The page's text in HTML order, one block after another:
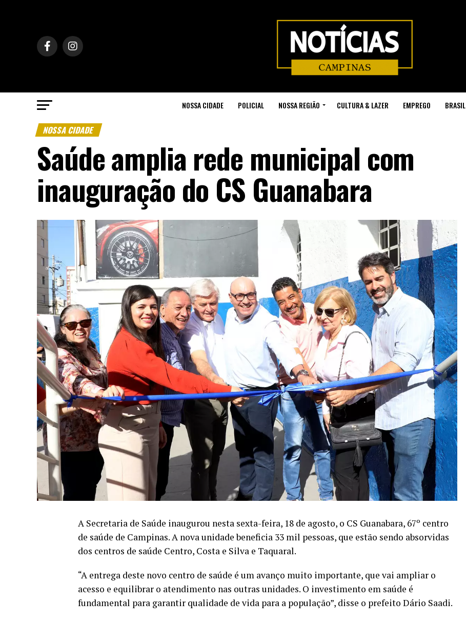
NOSSA CIDADE POLICIAL NOSSA REGIÃO CULTURA & LAZER EMPREGO BRASIL
NOSSA CIDADE
Saúde amplia rede municipal com
inauguração do CS Guanabara
A Secretaria de Saúde inaugurou nesta sexta-feira, 18 de agosto, o CS Guanabara, 67º centro
de saúde de Campinas. A nova unidade beneficia 33 mil pessoas, que estão sendo absorvidas
dos centros de saúde Centro, Costa e Silva e Taquaral.
“A entrega deste novo centro de saúde é um avanço muito importante, que vai ampliar o
acesso e equilibrar o atendimento nas outras unidades. O investimento em saúde é
fundamental para garantir qualidade de vida para a população”, disse o prefeito Dário Saadi.